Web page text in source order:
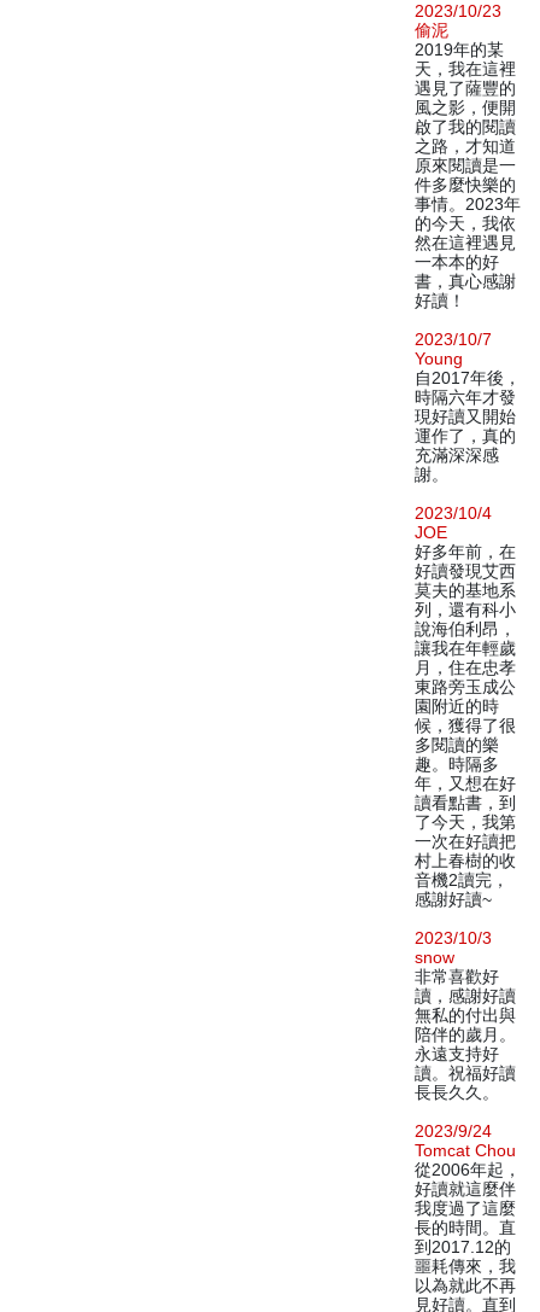
2023/10/23
偷泥
2019年的某
天，我在這裡
遇見了薩豐的
風之影，便開
啟了我的閱讀
之路，才知道
原來閱讀是一
件多麼快樂的
事情。2023年
的今天，我依
然在這裡遇見
一本本的好
書，真心感謝
好讀！
2023/10/7
Young
自2017年後，
時隔六年才發
現好讀又開始
運作了，真的
充滿深深感
謝。
2023/10/4
JOE
好多年前，在
好讀發現艾西
莫夫的基地系
列，還有科小
說海伯利昂，
讓我在年輕歲
月，住在忠孝
東路旁玉成公
園附近的時
候，獲得了很
多閱讀的樂
趣。時隔多
年，又想在好
讀看點書，到
了今天，我第
一次在好讀把
村上春樹的收
音機2讀完，
感謝好讀~
2023/10/3
snow
非常喜歡好
讀，感謝好讀
無私的付出與
陪伴的歲月。
永遠支持好
讀。祝福好讀
長長久久。
2023/9/24
Tomcat Chou
從2006年起，
好讀就這麼伴
我度過了這麼
長的時間。直
到2017.12的
噩耗傳來，我
以為就此不再
見好讀。直到